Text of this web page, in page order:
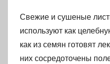
Свежие и сушеные
используют как
как из семян готовят
них сосредоточены